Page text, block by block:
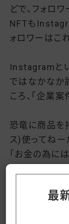
どで、フォロ
NFTも
ォロワーはこ
Instagramと
ではなかなか
ころ、「企業
恐竜に商品を
ス)使ってねー
「お金の為に
というわけで
のタケダナナ
最